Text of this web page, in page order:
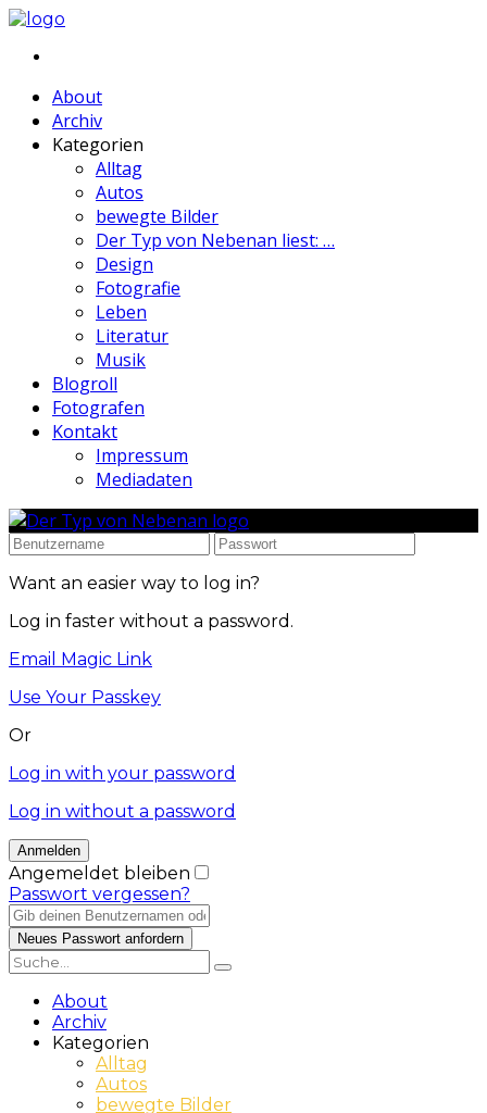
About
Archiv
Kategorien
Alltag
Autos
bewegte Bilder
Der Typ von Nebenan liest: …
Design
Fotografie
Leben
Literatur
Musik
Blogroll
Fotografen
Kontakt
Impressum
Mediadaten
Want an easier way to log in?
Log in faster without a password.
Email Magic Link
Use Your Passkey
Or
Log in with your password
Log in without a password
Angemeldet bleiben
Passwort vergessen?
About
Archiv
Kategorien
Alltag
Autos
bewegte Bilder